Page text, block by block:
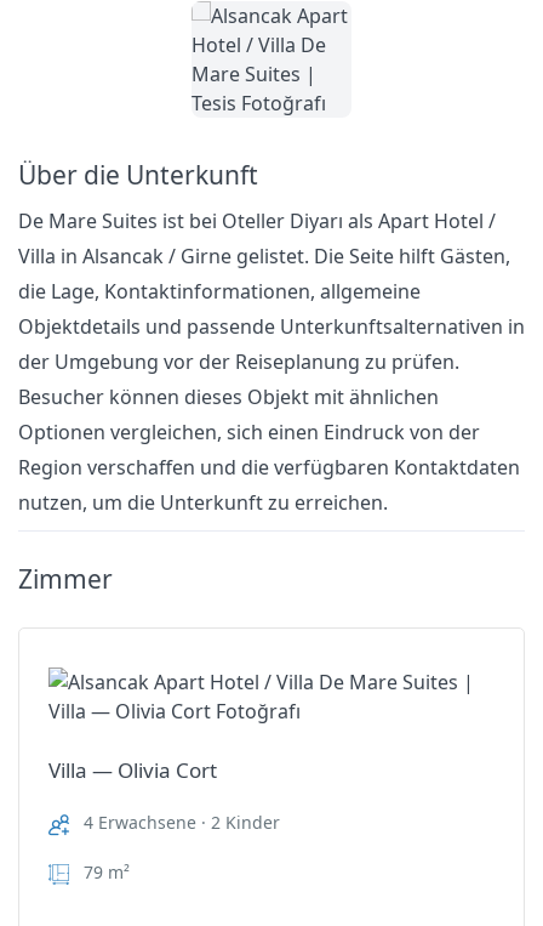
Über die Unterkunft
De Mare Suites ist bei Oteller Diyarı als Apart Hotel /
Villa in Alsancak / Girne gelistet. Die Seite hilft Gästen,
die Lage, Kontaktinformationen, allgemeine
Objektdetails und passende Unterkunftsalternativen in
der Umgebung vor der Reiseplanung zu prüfen.
Besucher können dieses Objekt mit ähnlichen
Optionen vergleichen, sich einen Eindruck von der
Region verschaffen und die verfügbaren Kontaktdaten
nutzen, um die Unterkunft zu erreichen.
Zimmer
Villa — Olivia Cort
4 Erwachsene · 2 Kinder
79 m²